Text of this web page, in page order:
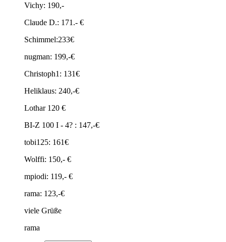
Vichy: 190,-
Claude D.: 171.- €
Schimmel:233€
nugman: 199,-€
Christoph1: 131€
Heliklaus: 240,-€
Lothar 120 €
BI-Z 100 I - 4? : 147,-€
tobi125: 161€
Wolffi: 150,- €
mpiodi: 119,- €
rama: 123,-€
viele Grüße
rama